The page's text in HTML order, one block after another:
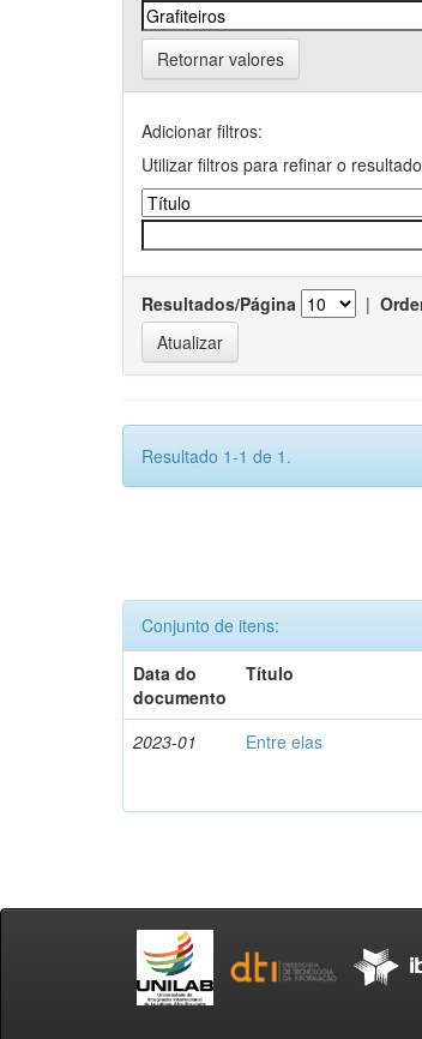
Retornar valores
Adicionar filtros:
Utilizar filtros para refinar o
Resultados/Página |
Resultado 1-1 de 1.
Conjunto de itens:
Data do
documento
Título
2023-01 Entre elas